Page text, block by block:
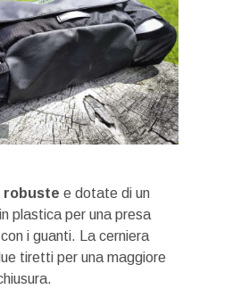
robuste e dotate di un
plastica per una presa
i guanti. La cerniera
tiretti per una maggiore